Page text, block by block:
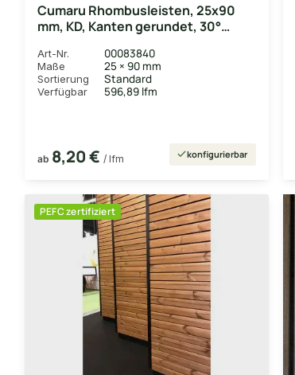
Cumaru Rhombusleisten, 25x90
mm, KD, Kanten gerundet, 30°
Art-Nr. 00083840
Maße 25 × 90 mm
Sortierung Standard
Verfügbar 596,89 lfm
ab 8,20 € / lfm konfigurierbar
PEFC zertifiziert